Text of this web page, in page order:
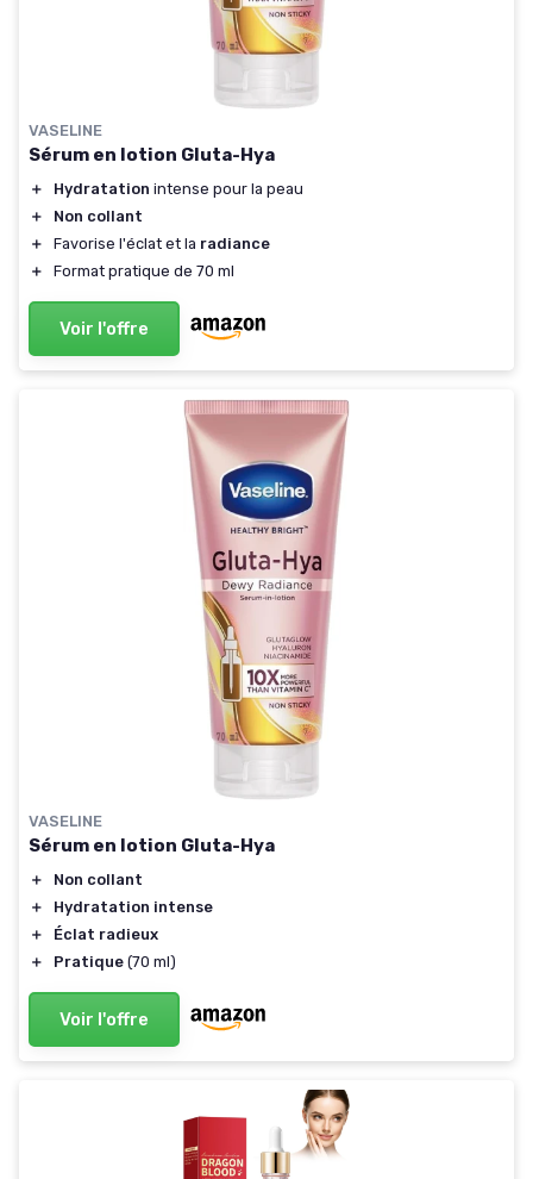
VASELINE
Sérum en lotion Gluta-Hya
＋ Hydratation intense pour la peau
＋
Non collant
＋
Favorise l'éclat et la radiance
＋
Format pratique de 70 ml
Voir l'offre
VASELINE
Sérum en lotion Gluta-Hya
＋
Non collant
＋
Hydratation intense
＋
Éclat radieux
＋
Pratique (70 ml)
Voir l'offre